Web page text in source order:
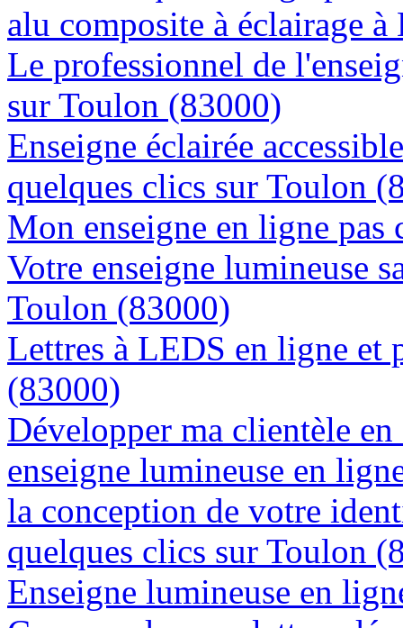
alu composite à éclairage
Le professionnel de
sur Toulon (83000)
Enseigne éclairée
quelques clics sur Toulon
Mon enseigne en ligne
Votre enseigne lumineuse
Toulon (83000)
Lettres à LEDS en ligne et
(83000)
Développer ma clientèle
enseigne lumineuse en
la conception de votre
quelques clics sur Toulon
Enseigne lumineuse en